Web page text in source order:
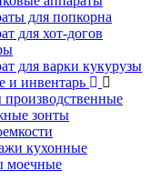
для попкорна
для хот-догов
для варки кукурузы
и инвентарь
зонты
кухонные
моечные